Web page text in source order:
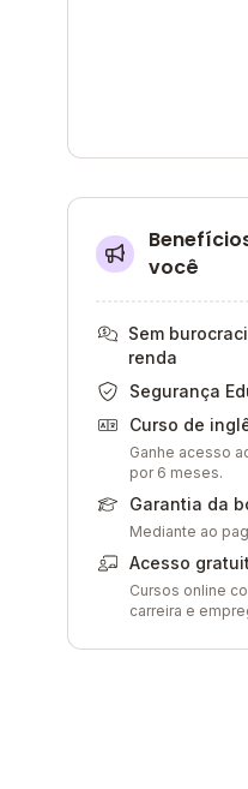
você
Sem
renda
Segurança
Curso de
Ganhe acesso
por 6 meses.
Garantia da
Mediante ao
Acesso
Cursos online
carreira e